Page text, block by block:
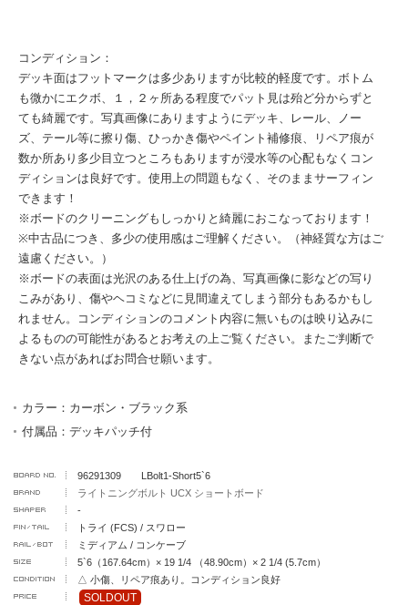
コンディション：
デッキ面はフットマークは多少ありますが比較的軽度です。ボトム
も微かにエクボ、１，２ヶ所ある程度でパット見は殆ど分からずと
ても綺麗です。写真画像にありますようにデッキ、レール、ノー
ズ、テール等に擦り傷、ひっかき傷やペイント補修痕、リペア痕が
数か所あり多少目立つところもありますが浸水等の心配もなくコン
ディションは良好です。使用上の問題もなく、そのままサーフィン
できます！
※ボードのクリーニングもしっかりと綺麗におこなっております！
※中古品につき、多少の使用感はご理解ください。（神経質な方はご
遠慮ください。）
※ボードの表面は光沢のある仕上げの為、写真画像に影などの写り
こみがあり、傷やヘコミなどに見間違えてしまう部分もあるかもし
れません。コンディションのコメント内容に無いものは映り込みに
よるものの可能性があるとお考えの上ご覧ください。またご判断で
きない点があればお問合せ願います。
カラー：カーボン・ブラック系
付属品：デッキパッチ付
96291309 LBolt1-Short5`6
ライトニングボルト UCX ショートボード
-
トライ (FCS) / スワロー
ミディアム / コンケーブ
5`6（167.64cm）× 19 1/4 （48.90cm）× 2 1/4 (5.7cm）
△ 小傷、リペア痕あり。コンディション良好
SOLDOUT